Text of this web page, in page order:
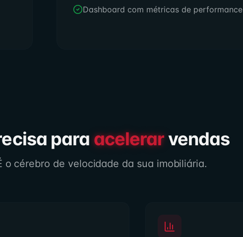
Dashboard com métricas de performance
paraacelerarvendas
o cérebro de velocidade da sua imobiliária.